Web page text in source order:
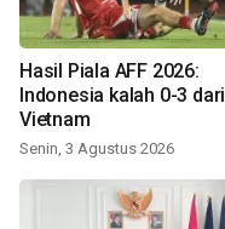
Hasil Piala AFF 2026:
Indonesia kalah 0-3 dari
Vietnam
Senin, 3 Agustus 2026